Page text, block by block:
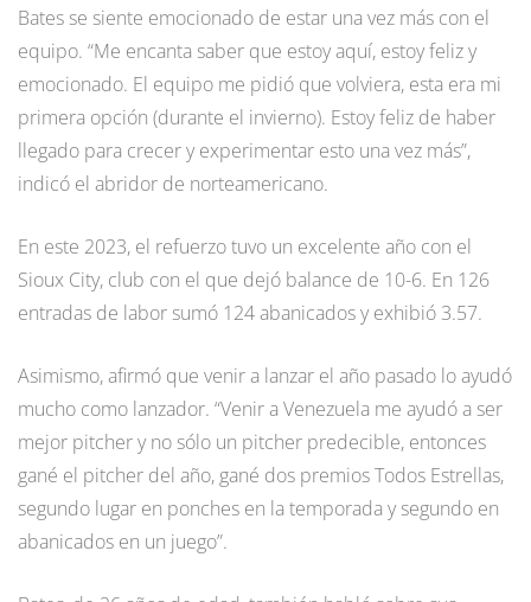
Bates se siente emocionado de estar una vez más con el
equipo. “Me encanta saber que estoy aquí, estoy feliz y
emocionado. El equipo me pidió que volviera, esta era mi
primera opción (durante el invierno). Estoy feliz de haber
llegado para crecer y experimentar esto una vez más”,
indicó el abridor de norteamericano.
En este 2023, el refuerzo tuvo un excelente año con el
Sioux City, club con el que dejó balance de 10-6. En 126
entradas de labor sumó 124 abanicados y exhibió 3.57.
Asimismo, afirmó que venir a lanzar el año pasado lo ayudó
mucho como lanzador. “Venir a Venezuela me ayudó a ser
mejor pitcher y no sólo un pitcher predecible, entonces
gané el pitcher del año, gané dos premios Todos Estrellas,
segundo lugar en ponches en la temporada y segundo en
abanicados en un juego”.